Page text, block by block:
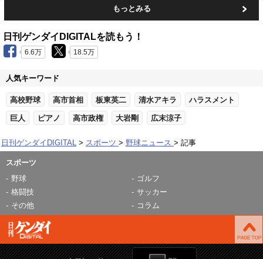
もっとみる
日刊ゲンダイDIGITALを読もう！
6.6万 18.5万
人気キーワード
高校野球 高市首相 板東英二 清水アキラ ハラスメント
巨人 ピアノ 高市政権 大岩剛 広末涼子
日刊ゲンダイDIGITAL スポーツ 野球ニュース 記事
スポーツ
野球
ゴルフ
格闘技
サッカー
その他
コラム